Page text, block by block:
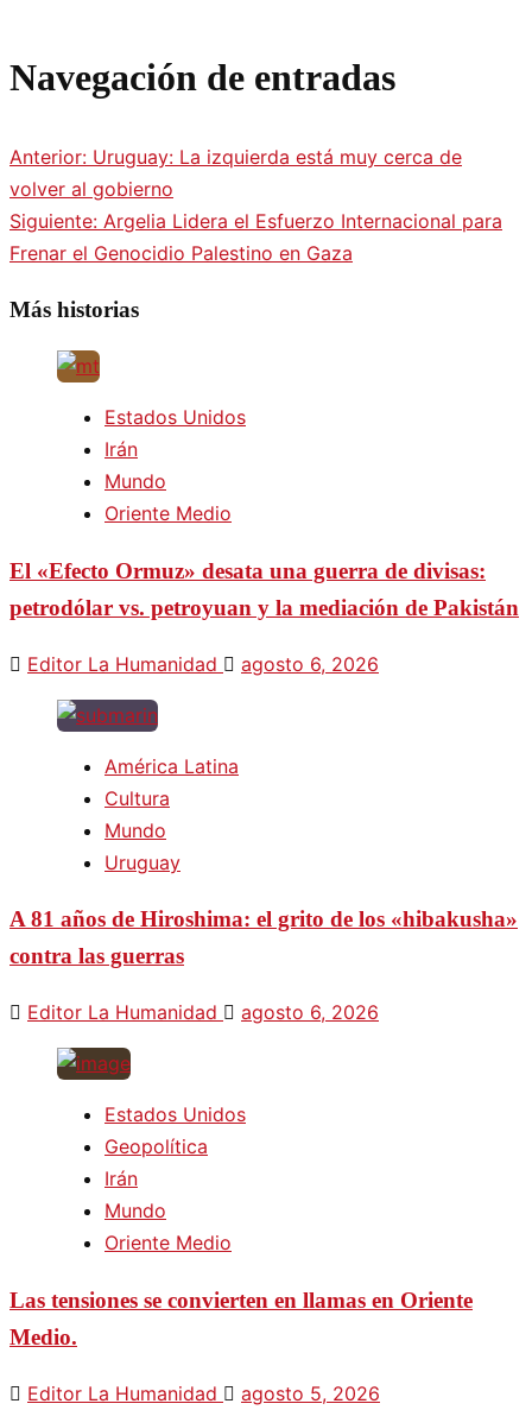
Navegación de entradas
Anterior: Uruguay: La izquierda está muy cerca de
volver al gobierno
Siguiente: Argelia Lidera el Esfuerzo Internacional para
Frenar el Genocidio Palestino en Gaza
Más historias
Estados Unidos
Irán
Mundo
Oriente Medio
El «Efecto Ormuz» desata una guerra de divisas:
petrodólar vs. petroyuan y la mediación de Pakistán
Editor La Humanidad agosto 6, 2026
América Latina
Cultura
Mundo
Uruguay
A 81 años de Hiroshima: el grito de los «hibakusha»
contra las guerras
Editor La Humanidad agosto 6, 2026
Estados Unidos
Geopolítica
Irán
Mundo
Oriente Medio
Las tensiones se convierten en llamas en Oriente
Medio.
Editor La Humanidad agosto 5, 2026